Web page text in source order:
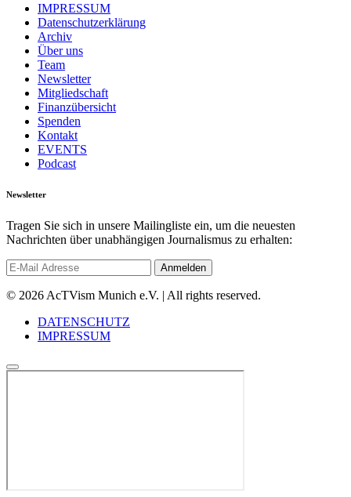
IMPRESSUM
Datenschutzerklärung
Archiv
Über uns
Team
Newsletter
Mitgliedschaft
Finanzübersicht
Spenden
Kontakt
EVENTS
Podcast
Newsletter
Tragen Sie sich in unsere Mailingliste ein, um die neuesten
Nachrichten über unabhängigen Journalismus zu erhalten:
© 2026 AcTVism Munich e.V. | All rights reserved.
DATENSCHUTZ
IMPRESSUM